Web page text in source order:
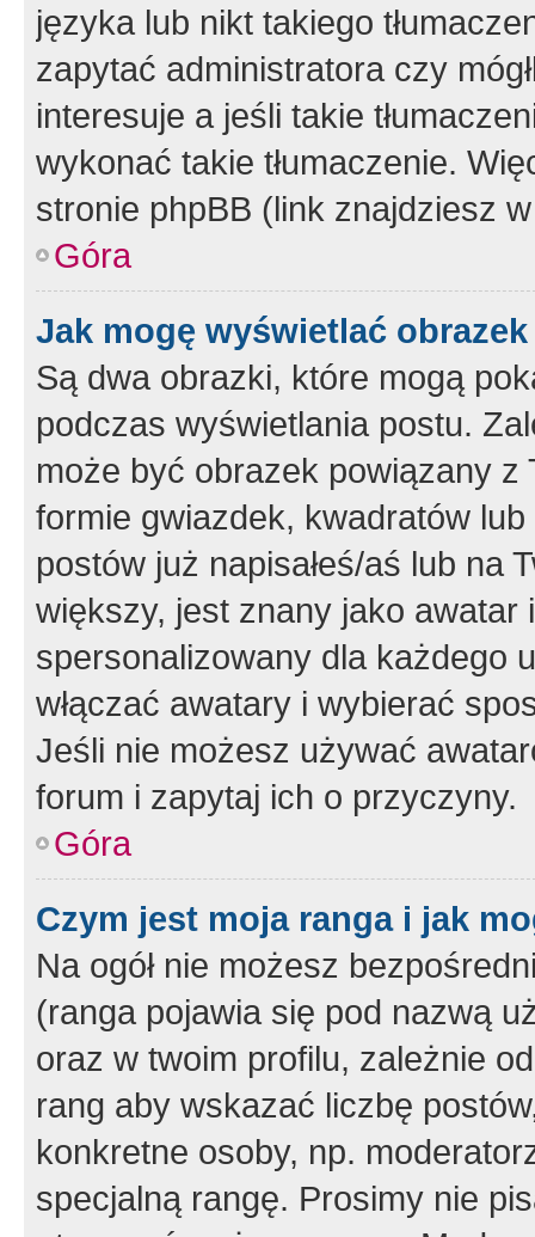
języka lub nikt takiego
zapytać administratora czy
interesuje a jeśli takie
wykonać takie tłumaczenie.
stronie phpBB (link znajdziesz
Góra
Jak mogę wyświetlać
Są dwa obrazki, które mogą
podczas wyświetlania postu.
może być obrazek powiązany z
formie gwiazdek, kwadratów
postów już napisałeś/aś lub na
większy, jest znany jako
spersonalizowany dla każdego
włączać awatary i wybierać
Jeśli nie możesz używać
forum i zapytaj ich o przyczyny.
Góra
Czym jest moja ranga i jak
Na ogół nie możesz
(ranga pojawia się pod nazwą
oraz w twoim profilu, zależnie
rang aby wskazać liczbę
konkretne osoby, np.
specjalną rangę. Prosimy nie